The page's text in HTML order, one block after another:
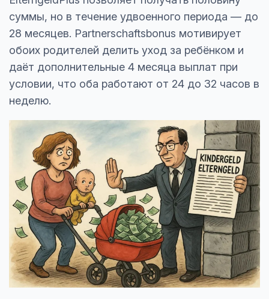
суммы, но в течение удвоенного периода — до
28 месяцев. Partnerschaftsbonus мотивирует
обоих родителей делить уход за ребёнком и
даёт дополнительные 4 месяца выплат при
условии, что оба работают от 24 до 32 часов в
неделю.